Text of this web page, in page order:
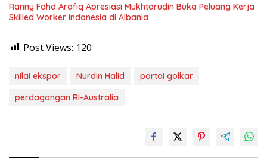
Ranny Fahd Arafiq Apresiasi Mukhtarudin Buka Peluang Kerja
Skilled Worker Indonesia di Albania
Post Views: 120
nilai ekspor Nurdin Halid
partai golkar
perdagangan RI-Australia